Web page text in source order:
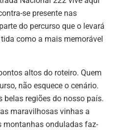
se presente nas
do percurso que o levará
como a mais memorável
altos do roteiro. Quem
não esquece o cenário.
belas regiões do nosso país.
maravilhosas vinhas a
montanhas onduladas faz-